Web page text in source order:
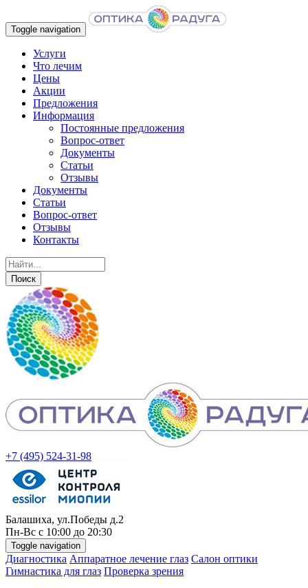
Toggle navigation
Услуги
Что лечим
Цены
Акции
Предложения
Информация
Постоянные предложения
Вопрос-ответ
Документы
Статьи
Отзывы
Документы
Статьи
Вопрос-ответ
Отзывы
Контакты
+7 (495) 524-31-98
Балашиха, ул.Победы д.2
Пн-Вс с 10:00 до 20:30
Toggle navigation
Диагностика Аппаратное лечение глаз Салон оптики
Гимнастика для глаз Проверка зрения